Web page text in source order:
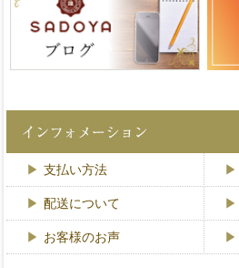
支払い方法
配送について
お客様のお声